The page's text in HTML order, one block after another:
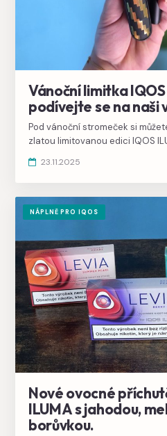
Vánoční limitka
podívejte se na naši
Pod vánoční stromeček si
zlatou limitovanou edici IQOS
kostičky.
23.11.2025
NÁPLNĚ PRO IQOS
Nové ovocné
ILUMA s jahodou,
borůvkou.